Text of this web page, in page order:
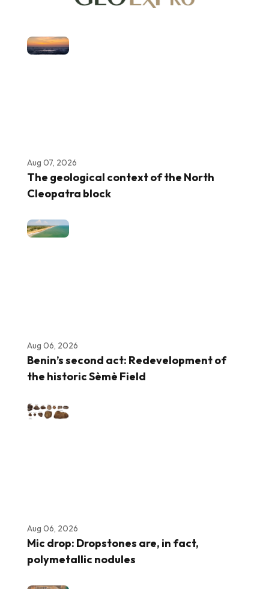
Aug 07, 2026
The geological context of the North
Cleopatra block
Aug 06, 2026
Benin’s second act: Redevelopment of
the historic Sèmè Field
Aug 06, 2026
Mic drop: Dropstones are, in fact,
polymetallic nodules